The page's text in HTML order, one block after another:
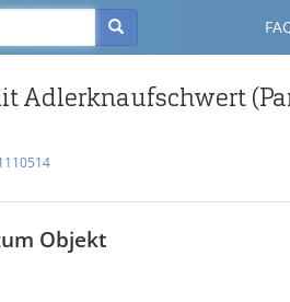
Adlerknaufschwert
Objekt